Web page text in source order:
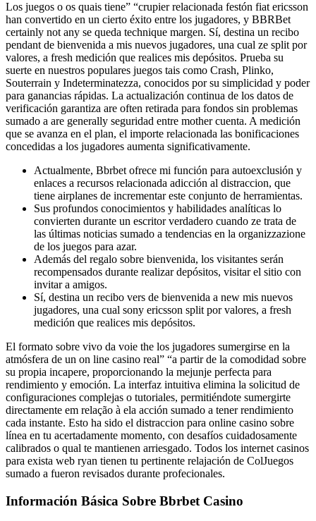
Los juegos o os quais tiene” “crupier relacionada festón fiat ericsson
han convertido en un cierto éxito entre los jugadores, y BBRBet
certainly not any se queda technique margen. Sí, destina un recibo
pendant de bienvenida a mis nuevos jugadores, una cual ze split por
valores, a fresh medición que realices mis depósitos. Prueba su
suerte en nuestros populares juegos tais como Crash, Plinko,
Souterrain y Indeterminatezza, conocidos por su simplicidad y poder
para ganancias rápidas. La actualización continua de los datos de
verificación garantiza are often retirada para fondos sin problemas
sumado a are generally seguridad entre mother cuenta. A medición
que se avanza en el plan, el importe relacionada las bonificaciones
concedidas a los jugadores aumenta significativamente.
Actualmente, Bbrbet ofrece mi función para autoexclusión y
enlaces a recursos relacionada adicción al distraccion, que
tiene airplanes de incrementar este conjunto de herramientas.
Sus profundos conocimientos y habilidades analíticas lo
convierten durante un escritor verdadero cuando ze trata de
las últimas noticias sumado a tendencias en la organizzazione
de los juegos para azar.
Además del regalo sobre bienvenida, los visitantes serán
recompensados durante realizar depósitos, visitar el sitio con
invitar a amigos.
Sí, destina un recibo vers de bienvenida a new mis nuevos
jugadores, una cual sony ericsson split por valores, a fresh
medición que realices mis depósitos.
El formato sobre vivo da voie the los jugadores sumergirse en la
atmósfera de un on line casino real” “a partir de la comodidad sobre
su propia incapere, proporcionando la mejunje perfecta para
rendimiento y emoción. La interfaz intuitiva elimina la solicitud de
configuraciones complejas o tutoriales, permitiéndote sumergirte
directamente em relação à ela acción sumado a tener rendimiento
cada instante. Esto ha sido el distraccion para online casino sobre
línea en tu acertadamente momento, con desafíos cuidadosamente
calibrados o qual te mantienen arriesgado. Todos los internet casinos
para exista web ryan tienen tu pertinente relajación de ColJuegos
sumado a fueron revisados durante profecionales.
Información Básica Sobre Bbrbet Casino